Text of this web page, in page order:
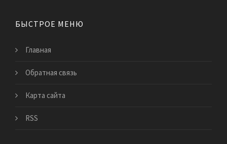
БЫСТРОЕ МЕНЮ
Главная
Обратная связь
Карта сайта
RSS